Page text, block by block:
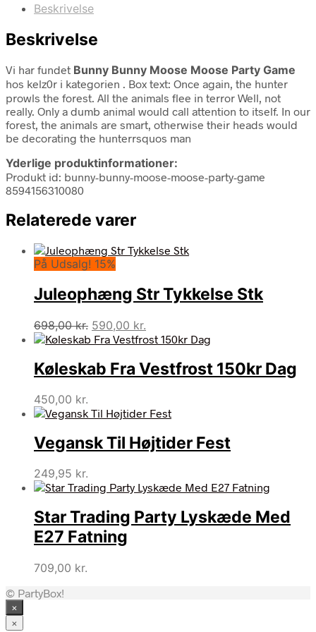
Beskrivelse
Beskrivelse
Vi har fundet Bunny Bunny Moose Moose Party Game
hos kelz0r i kategorien . Box text: Once again, the hunter
prowls the forest. All the animals flee in terror Well, not
really. Only a dumb animal would call attention to itself. In our
forest, the animals are smart, otherwise their heads would
be decorating the hunterrsquos man
Yderlige produktinformationer:
Produkt id: bunny-bunny-moose-moose-party-game
8594156310080
Relaterede varer
På Udsalg! 15%
Juleophæng Str Tykkelse Stk
698,00kr. Den
oprindelige
var:
698,00 kr..
590,00 kr.
aktuelle
er:
590,00 kr..
Køleskab Fra Vestfrost 150kr Dag
450,00 kr.
Vegansk Til Højtider Fest
249,95 kr.
Star Trading Party Lyskæde Med
E27 Fatning
709,00 kr.
© PartyBox!
×
×